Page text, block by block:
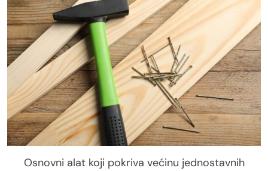
Osnovni alat koji pokriva većinu jednostavnih